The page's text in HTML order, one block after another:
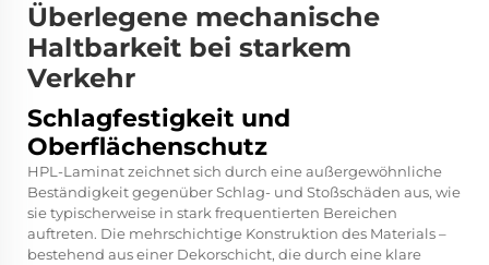
Überlegene mechanische
Haltbarkeit bei starkem
Verkehr
Schlagfestigkeit und
Oberflächenschutz
HPL-Laminat zeichnet sich durch eine außergewöhnliche
Beständigkeit gegenüber Schlag- und Stoßschäden aus, wie
sie typischerweise in stark frequentierten Bereichen
auftreten. Die mehrschichtige Konstruktion des Materials –
bestehend aus einer Dekorschicht, die durch eine klare